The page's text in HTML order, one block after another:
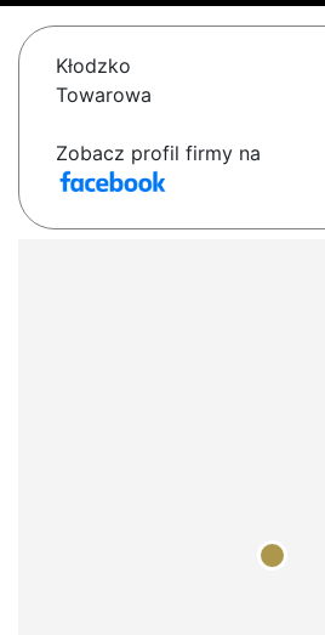
Kłodzko
Towarowa
Zobacz profil firmy na